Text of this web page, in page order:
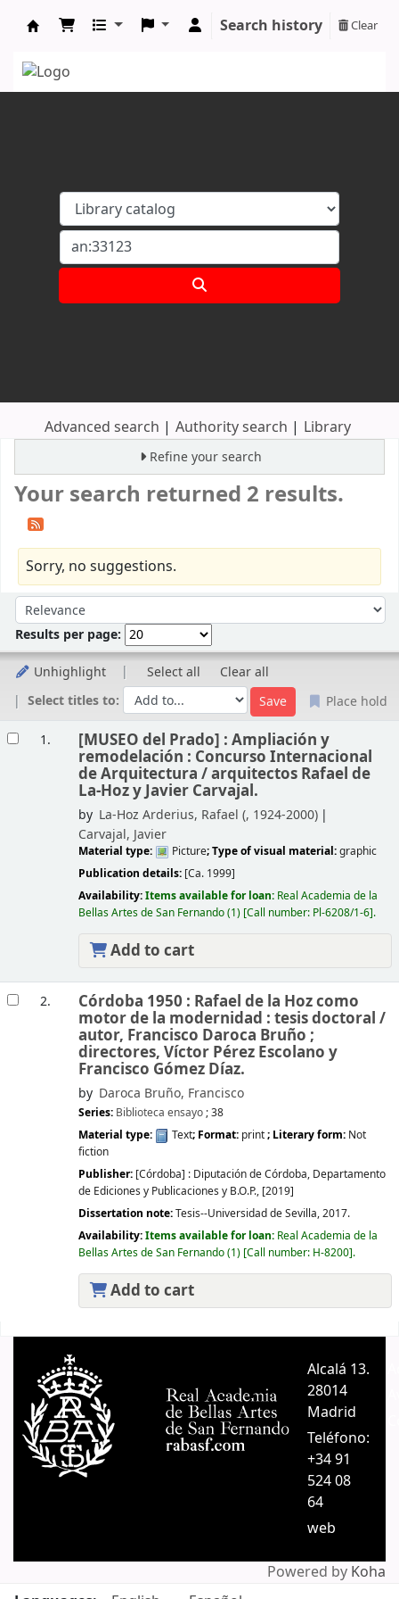
Search history Clear
Advanced search Authority search Library
Refine your search
Your search returned 2 results.
Sorry, no suggestions.
Sort by:
Results per page:
Unhighlight Select all
Clear all
Select titles to:
Place hold
1. [MUSEO del Prado] : Ampliación y
remodelación : Concurso Internacional
de Arquitectura /arquitectos Rafael de
La-Hoz y Javier Carvajal.
by La-Hoz Arderius, Rafael (, 1924-2000)
Carvajal, Javier
Material type: Picture; Type of visual material:graphic
Publication details: [Ca. 1999]
Availability:Items available for loan: Real Academia de la
Bellas Artes de San Fernando(1) Call number: Pl-6208/1-6 .
Add to cart
2. Córdoba 1950 : Rafael de la Hoz como
motor de la modernidad : tesis doctoral /
autor, Francisco Daroca Bruño ;
directores, Víctor Pérez Escolano y
Francisco Gómez Díaz.
by Daroca Bruño, Francisco
Series: Biblioteca ensayo; 38
Material type:
Text; Format: print; Literary form: Not
fiction
Publisher: [Córdoba] : Diputación de Córdoba, Departamento
de Ediciones y Publicaciones y B.O.P., [2019]
Dissertation note:Tesis--Universidad de Sevilla, 2017.
Availability:Items available for loan: Real Academia de la
Bellas Artes de San Fernando(1) Call number: H-8200 .
Add to cart
Alcalá 13.
28014
Madrid
Teléfono:
+34 91
524 08
64
web
Powered by Koha